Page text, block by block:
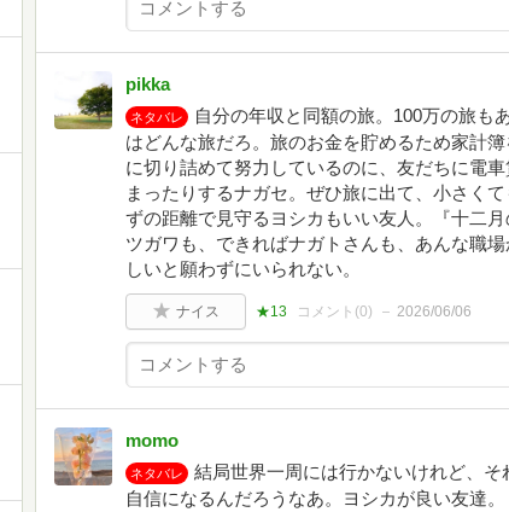
pikka
ネタバレ
自分の年収と同額の旅。100万の旅も
はどんな旅だろ。旅のお金を貯めるため家計
に切り詰めて努力しているのに、友だちに電
まったりするナガセ。ぜひ旅に出て、小さく
ずの距離で見守るヨシカもいい友人。『十二
ツガワも、できればナガトさんも、あんな職
しいと願わずにいられない。
ナイス ★13 コメント(0) 2026/06/06
momo
ネタバレ
結局世界一周には行かないけれど、
自信になるんだろうなあ。ヨシカが良い友達